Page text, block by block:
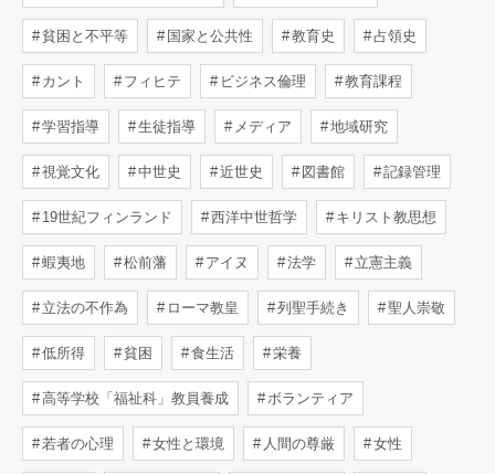
貧困と不平等 国家と公共性 教育史 占領史
カント フィヒテ ビジネス倫理 教育課程
学習指導 生徒指導 メディア 地域研究
視覚文化 中世史 近世史 図書館 記録管理
19世紀フィンランド 西洋中世哲学 キリスト教思想
蝦夷地 松前藩 アイヌ 法学 立憲主義
立法の不作為 ローマ教皇 列聖手続き 聖人崇敬
低所得 貧困 食生活 栄養
高等学校「福祉科」教員養成 ボランティア
若者の心理 女性と環境 人間の尊厳 女性